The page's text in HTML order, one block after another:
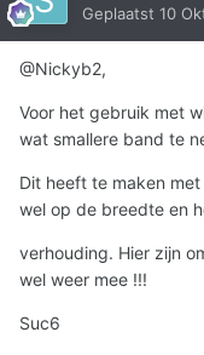
Geplaatst 10
@Nickyb2,
Voor het gebruik met
wat smallere band te
Dit heeft te maken
wel op de breedte en
verhouding. Hier zijn
wel weer mee !!!
Suc6